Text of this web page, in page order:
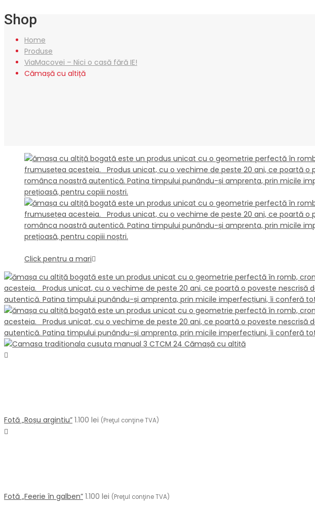
Shop
Home
Produse
ViaMacovei – Nici o casă fără IE!
Cămașă cu altiță
Click pentru a mari
Fotă „Roșu argintiu” 1.100 lei (Preţul conţine TVA)
Fotă „Feerie în galben” 1.100 lei (Preţul conţine TVA)